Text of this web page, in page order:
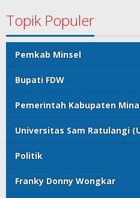
Topik Populer
Pemkab Minsel
Bupati FDW
Pemerintah Kabupaten
Universitas Sam Ratulangi
Politik
Franky Donny Wongkar